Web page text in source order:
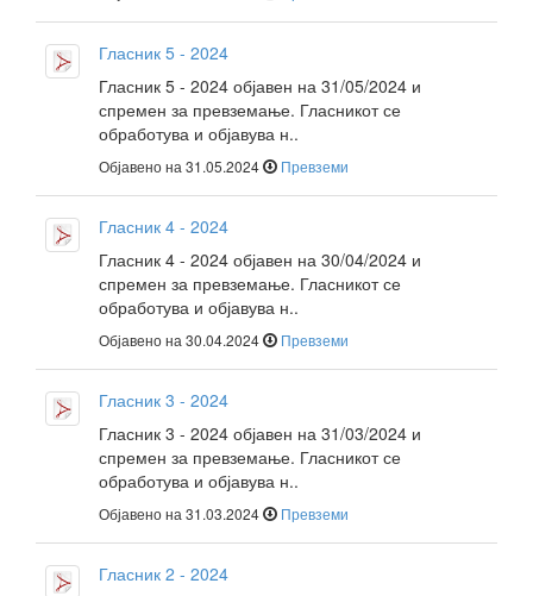
Гласник 5 - 2024
Гласник 5 - 2024 објавен на 31/05/2024 и
спремен за превземање. Гласникот се
обработува и објавува н..
Објавено на 31.05.2024 Превземи
Гласник 4 - 2024
Гласник 4 - 2024 објавен на 30/04/2024 и
спремен за превземање. Гласникот се
обработува и објавува н..
Објавено на 30.04.2024 Превземи
Гласник 3 - 2024
Гласник 3 - 2024 објавен на 31/03/2024 и
спремен за превземање. Гласникот се
обработува и објавува н..
Објавено на 31.03.2024 Превземи
Гласник 2 - 2024